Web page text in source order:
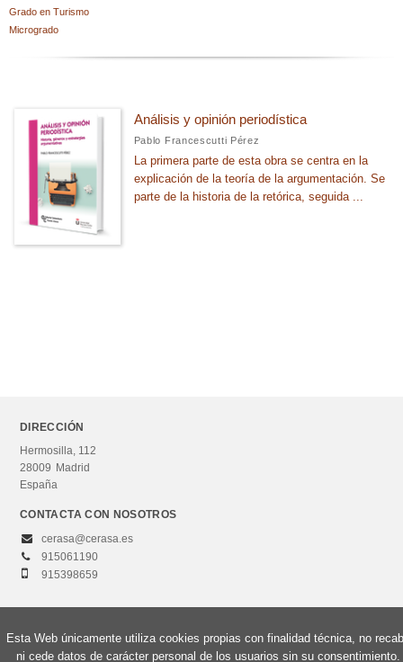
Herramientas GPC
PNL
RRHH
Talleres Destrezas
Antropología social
Grado en Turismo
Microgrado
Análisis y opinión periodística
Pablo Francescutti Pérez
La primera parte de esta obra se centra en la
explicación de la teoría de la argumentación. Se
parte de la historia de la retórica, seguida ...
DIRECCIÓN
Hermosilla, 112
28009 Madrid
España
CONTACTA CON NOSOTROS
cerasa@cerasa.es
915061190
915398659
© 2026, Editorial Centro de Estudios Ramón Areces, S.A. Todos los derechos
Esta Web únicamente utiliza cookies propias con finalidad técnica, no
ni cede datos de carácter personal de los usuarios sin su consentimiento.